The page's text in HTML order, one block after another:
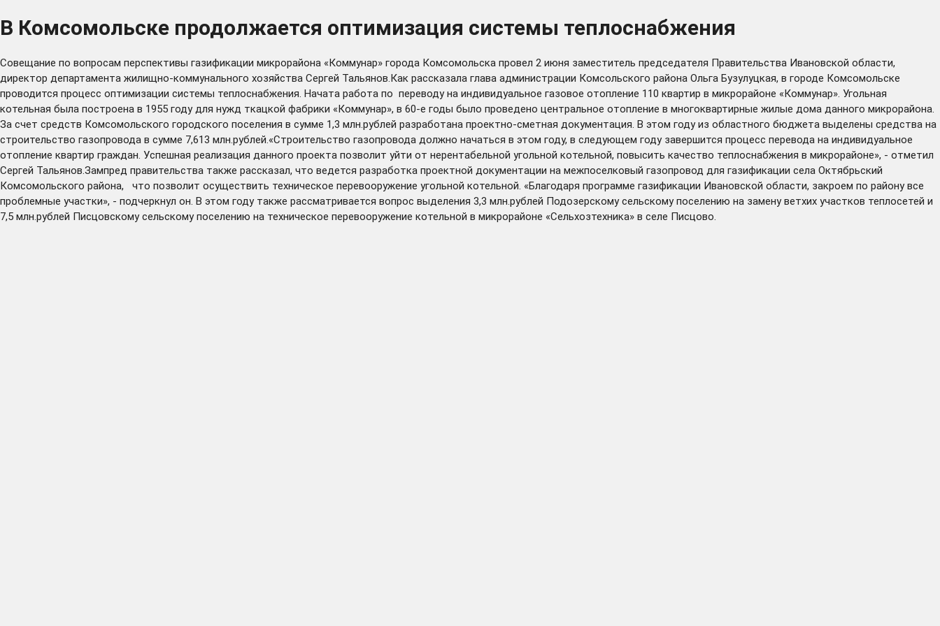
В Комсомольске продолжается оптимизация системы теплоснабжения
Совещание по вопросам перспективы газификации микрорайона «Коммунар» города Комсомольска провел 2 июня заместитель председателя Правительства Ивановской области,
директор департамента жилищно-коммунального хозяйства Сергей Тальянов.Как рассказала глава администрации Комсольского района Ольга Бузулуцкая, в городе Комсомольске
проводится процесс оптимизации системы теплоснабжения. Начата работа по переводу на индивидуальное газовое отопление 110 квартир в микрорайоне «Коммунар». Угольная
котельная была построена в 1955 году для нужд ткацкой фабрики «Коммунар», в 60-е годы было проведено центральное отопление в многоквартирные жилые дома данного микрорайона.
За счет средств Комсомольского городского поселения в сумме 1,3 млн.рублей разработана проектно-сметная документация. В этом году из областного бюджета выделены средства на
строительство газопровода в сумме 7,613 млн.рублей.«Строительство газопровода должно начаться в этом году, в следующем году завершится процесс перевода на индивидуальное
отопление квартир граждан. Успешная реализация данного проекта позволит уйти от нерентабельной угольной котельной, повысить качество теплоснабжения в микрорайоне», - отметил
Сергей Тальянов.Зампред правительства также рассказал, что ведется разработка проектной документации на межпоселковый газопровод для газификации села Октябрьский
Комсомольского района, что позволит осуществить техническое перевооружение угольной котельной. «Благодаря программе газификации Ивановской области, закроем по району все
проблемные участки», - подчеркнул он. В этом году также рассматривается вопрос выделения 3,3 млн.рублей Подозерскому сельскому поселению на замену ветхих участков теплосетей и
7,5 млн.рублей Писцовскому сельскому поселению на техническое перевооружение котельной в микрорайоне «Сельхозтехника» в селе Писцово.